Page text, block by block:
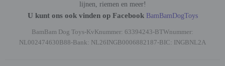
lijnen, riemen en meer!
U kunt ons ook vinden op Facebook BamBamDogToys
BamBam Dog Toys-KvKnummer: 63394243-BTWnummer:
NL002474630B88-Bank: NL26INGB0006882187-BIC: INGBNL2A